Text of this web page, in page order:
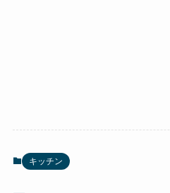
キッチン